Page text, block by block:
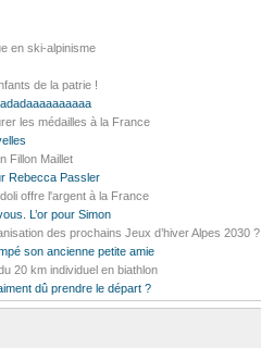
en ski-alpinisme
de la patrie !
les médailles à la France
Fillon Maillet
Rebecca Passler
offre l'argent à la France
L’or pour Simon
des prochains Jeux d’hiver Alpes 2030 ?
son ancienne petite amie
20 km individuel en biathlon
dû prendre le départ ?